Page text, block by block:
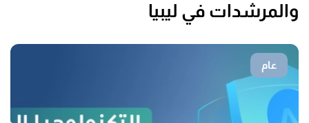
والمرشدات في ليبيا
عام